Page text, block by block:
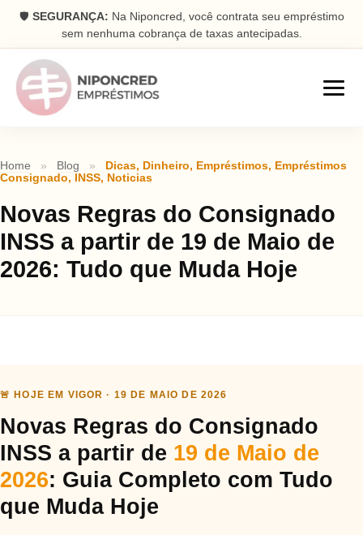
🛡️ SEGURANÇA: Na Niponcred, você contrata seu empréstimo
sem nenhuma cobrança de taxas antecipadas.
Parcelas descontadas na folha
Pessoal
Dinheiro rápido na conta
Sobre
Blog
Fale Conosco
Home » Blog » Dicas, Dinheiro, Empréstimos, Empréstimos
Consignado, INSS, Noticias
Novas Regras do Consignado
INSS a partir de 19 de Maio de
2026: Tudo que Muda Hoje
🚨 HOJE EM VIGOR · 19 DE MAIO DE 2026
Novas Regras do Consignado
INSS a partir de 19 de Maio de
2026: Guia Completo com Tudo
que Muda Hoje